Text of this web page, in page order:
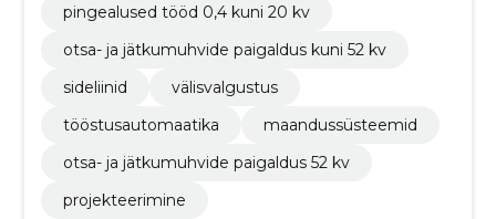
pingealused tööd 0,4 kuni 20 kv
otsa- ja jätkumuhvide paigaldus kuni 52 kv
sideliinid
välisvalgustus
tööstusautomaatika
maandussüsteemid
otsa- ja jätkumuhvide paigaldus 52 kv
projekteerimine